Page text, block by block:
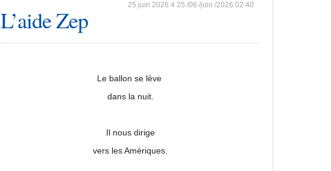
25 juin 2026 4 25 /06 /juin /2026 02:40
L’aide Zep
Le ballon se lève
dans la nuit.
Il nous dirige
vers les Amériques.